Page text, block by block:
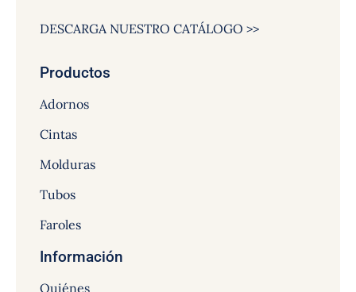
DESCARGA NUESTRO CATÁLOGO >>
Productos
Adornos
Cintas
Molduras
Tubos
Faroles
Información
Quiénes